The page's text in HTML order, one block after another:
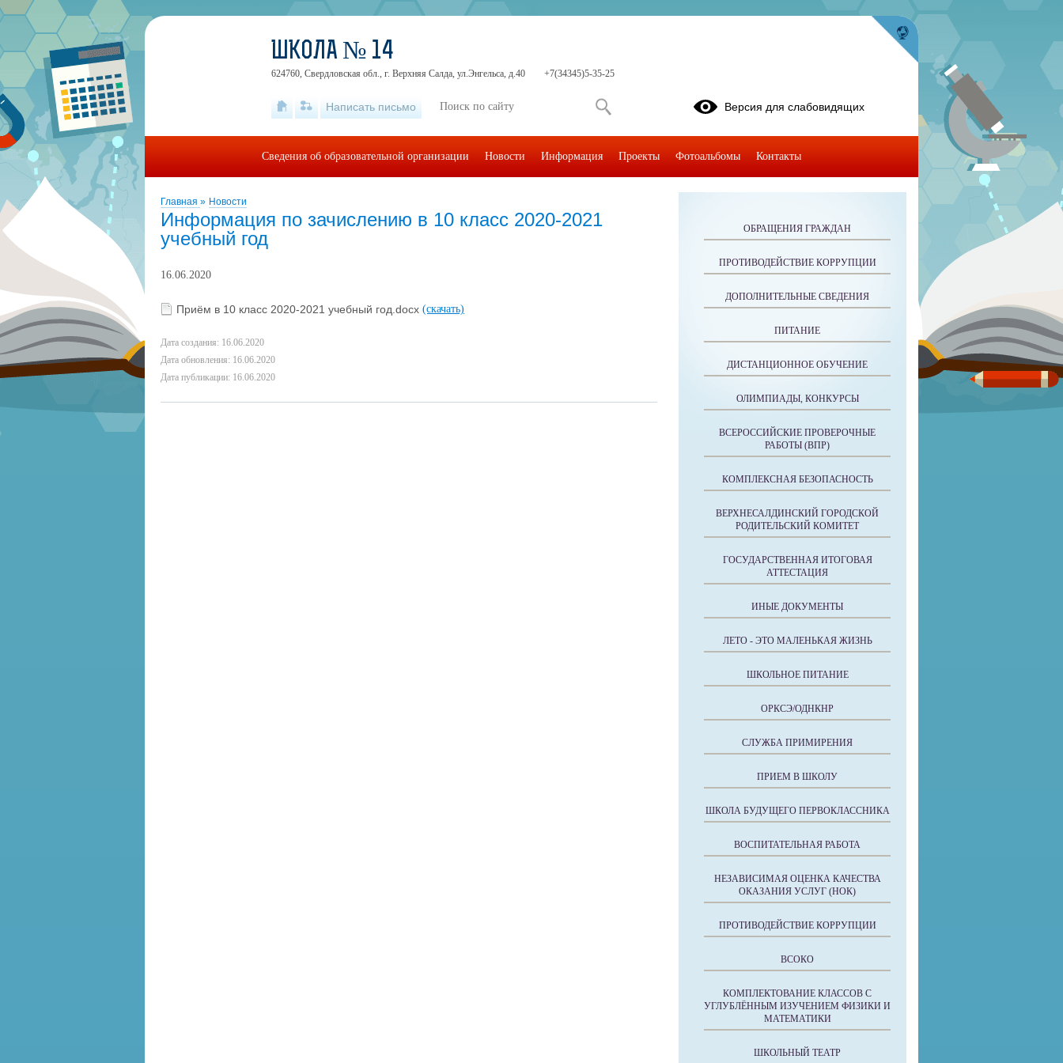
Главная » Новости
Информация по зачислению в 10 класс 2020-2021
учебный год
16.06.2020
Приём в 10 класс 2020-2021 учебный год.docx (скачать)
Дата создания: 16.06.2020
Дата обновления: 16.06.2020
Дата публикации: 16.06.2020
ОБРАЩЕНИЯ ГРАЖДАН
ПРОТИВОДЕЙСТВИЕ КОРРУПЦИИ
ДОПОЛНИТЕЛЬНЫЕ СВЕДЕНИЯ
ПИТАНИЕ
ДИСТАНЦИОННОЕ ОБУЧЕНИЕ
ОЛИМПИАДЫ, КОНКУРСЫ
ВСЕРОССИЙСКИЕ ПРОВЕРОЧНЫЕ
РАБОТЫ (ВПР)
КОМПЛЕКСНАЯ БЕЗОПАСНОСТЬ
ВЕРХНЕСАЛДИНСКИЙ ГОРОДСКОЙ
РОДИТЕЛЬСКИЙ КОМИТЕТ
ГОСУДАРСТВЕННАЯ ИТОГОВАЯ
АТТЕСТАЦИЯ
ИНЫЕ ДОКУМЕНТЫ
ЛЕТО - ЭТО МАЛЕНЬКАЯ ЖИЗНЬ
ШКОЛЬНОЕ ПИТАНИЕ
ОРКСЭ/ОДНКНР
СЛУЖБА ПРИМИРЕНИЯ
ПРИЕМ В ШКОЛУ
ШКОЛА БУДУЩЕГО ПЕРВОКЛАССНИКА
ВОСПИТАТЕЛЬНАЯ РАБОТА
НЕЗАВИСИМАЯ ОЦЕНКА КАЧЕСТВА
ОКАЗАНИЯ УСЛУГ (НОК)
ПРОТИВОДЕЙСТВИЕ КОРРУПЦИИ
ВСОКО
КОМПЛЕКТОВАНИЕ КЛАССОВ С
УГЛУБЛЁННЫМ ИЗУЧЕНИЕМ ФИЗИКИ И
МАТЕМАТИКИ
ШКОЛЬНЫЙ ТЕАТР
ШКОЛА № 14
624760, Свердловская обл., г. Верхняя Салда, ул.Энгельса, д.40 +7(34345)5-35-25
Написать письмо Версия для слабовидящих
Сведения об образовательной организации Новости Информация Проекты Фотоальбомы Контакты